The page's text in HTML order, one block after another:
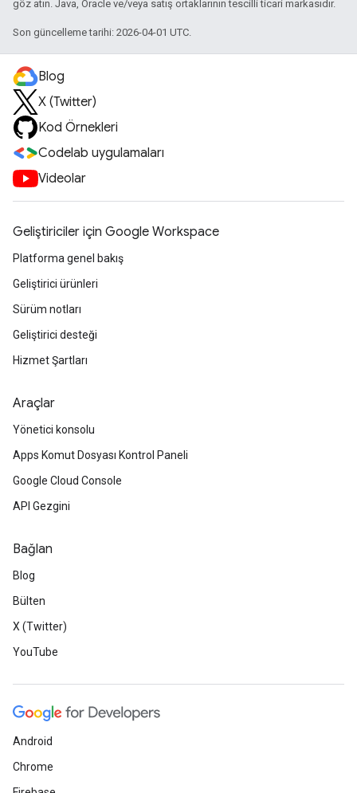
göz atın. Java, Oracle ve/veya satış ortaklarının tescilli ticari markasıdır.
Son güncelleme tarihi: 2026-04-01 UTC.
Blog
X (Twitter)
Kod Örnekleri
Codelab uygulamaları
Videolar
Geliştiriciler için Google Workspace
Platforma genel bakış
Geliştirici ürünleri
Sürüm notları
Geliştirici desteği
Hizmet Şartları
Araçlar
Yönetici konsolu
Apps Komut Dosyası Kontrol Paneli
Google Cloud Console
API Gezgini
Bağlan
Blog
Bülten
X (Twitter)
YouTube
Android
Chrome